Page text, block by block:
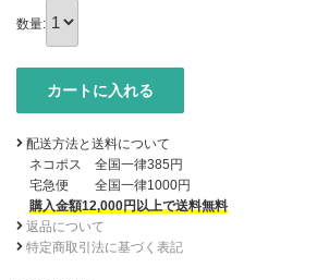
数量:
配送方法と送料について
ネコポス 全国一律385円
宅急便 全国一律1000円
購入金額12,000円以上で送料無料
返品について
特定商取引法に基づく表記